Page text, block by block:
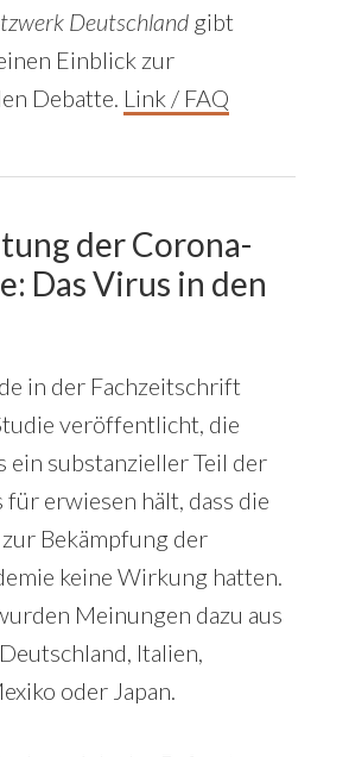
Deutschlandgibt
Einblick zur
Debatte. Link / FAQ
der Corona-
: Das Virus in den
in der Fachzeitschrift
veröffentlicht, die
ein substanzieller Teil der
für erwiesen hält, dass die
Bekämpfung der
keine Wirkung hatten.
Meinungen dazu aus
Italien,
oder Japan.